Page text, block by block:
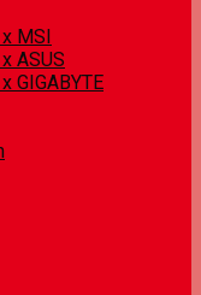
x MSI
ASUS
GIGABYTE